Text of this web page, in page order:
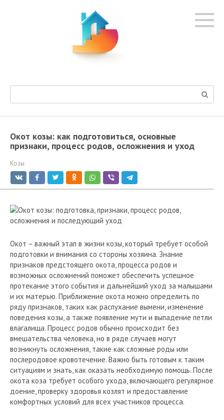
Окот козы: как подготовиться, основные
признаки, процесс родов, осложнения и уход
Козы
Окот – важный этап в жизни козы, который требует особой
подготовки и внимания со стороны хозяина. Знание
признаков предстоящего окота, процесса родов и
возможных осложнений поможет обеспечить успешное
протекание этого события и дальнейший уход за малышами
и их матерью. Приближение окота можно определить по
ряду признаков, таких как распухание вымени, изменение
поведения козы, а также появление мути и выпадение петли
влагалища. Процесс родов обычно происходит без
вмешательства человека, но в ряде случаев могут
возникнуть осложнения, такие как сложные роды или
послеродовое кровотечение. Важно быть готовым к таким
ситуациям и знать, как оказать необходимую помощь. После
окота коза требует особого ухода, включающего регулярное
доение, проверку здоровья козлят и предоставление
комфортных условий для всех участников процесса.